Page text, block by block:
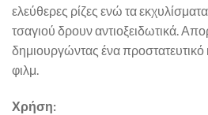
ελεύθερες ρίζες ενώ τα
τσαγιού δρουν αντιοξειδωτικά.
δημιουργώντας ένα προστατευτικό
φιλμ.
Χρήση: